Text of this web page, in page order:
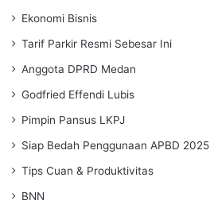
Ekonomi Bisnis
Tarif Parkir Resmi Sebesar Ini
Anggota DPRD Medan
Godfried Effendi Lubis
Pimpin Pansus LKPJ
Siap Bedah Penggunaan APBD 2025
Tips Cuan & Produktivitas
BNN